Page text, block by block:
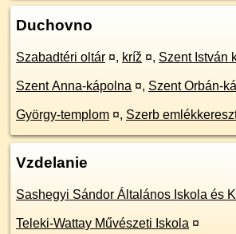
Duchovno
Szabadtéri oltár ¤, kríž ¤, Szent István
Szent Anna-kápolna ¤, Szent Orbán-
György-templom ¤, Szerb
Vzdelanie
Sashegyi Sándor Általános Iskola és
Teleki-Wattay Művészeti Iskola ¤